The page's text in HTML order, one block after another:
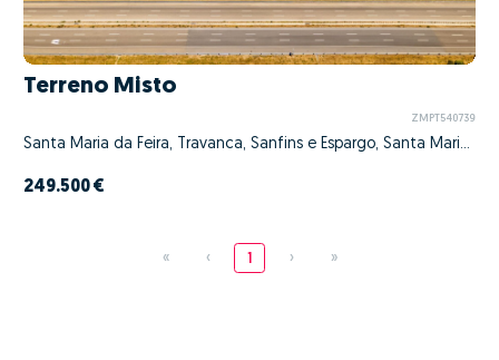
Terreno Misto
ZMPT540739
Santa Maria da Feira, Travanca, Sanfins e Espargo, Santa Maria da Feira, Aveiro
249.500 €
« ‹ 1 › »